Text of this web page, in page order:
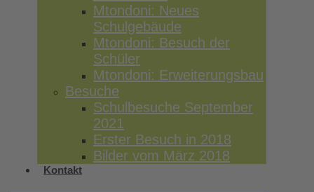
Mtondoni: Neues
Schulgebäude
Mtondoni: Besuch der
Schüler
Mtondoni: Erweiterungsbau
Besuche
Schulbesuche September
2021
Erster Besuch in 2018
Bilder vom März 2018
Kontakt